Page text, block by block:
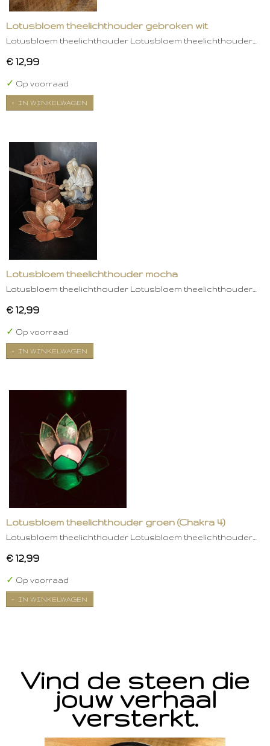
Lotusbloem theelichthouder gebroken wit
Lotusbloem theelichthouder Lotusbloem theelichthouder…
€ 12,99
✓ Op voorraad
IN WINKELWAGEN
Lotusbloem theelichthouder mocha
Lotusbloem theelichthouder Lotusbloem theelichthouder…
€ 12,99
✓ Op voorraad
IN WINKELWAGEN
Lotusbloem theelichthouder groen (Chakra 4)
Lotusbloem theelichthouder Lotusbloem theelichthouder…
€ 12,99
✓ Op voorraad
IN WINKELWAGEN
Vind de steen die
jouw verhaal
versterkt.